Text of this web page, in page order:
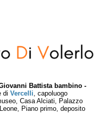
Battista bambino -
di Vercelli, capoluogo
Casa Alciati, Palazzo
Piano primo, deposito